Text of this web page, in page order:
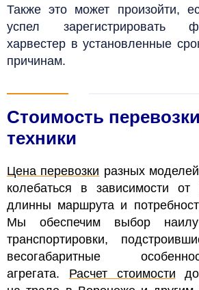
Также это может произойти,
успел зарегистрировать
харвестер в установленные
причинам.
Стоимость
техники
Цена перевозки разных
колебаться в зависимости от
длинны маршрута и
Мы обеспечим выбор
транспортировки,
весогабаритные
агрегата. Расчет стоимости